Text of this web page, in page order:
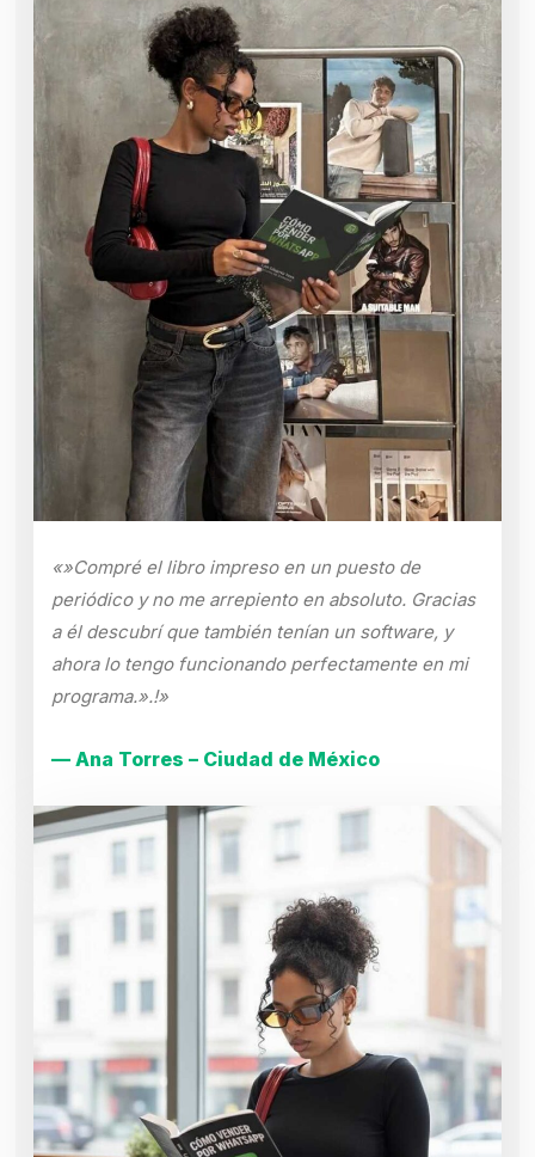
«»Compré el libro impreso en un puesto de
periódico y no me arrepiento en absoluto. Gracias
a él descubrí que también tenían un software, y
ahora lo tengo funcionando perfectamente en mi
programa.».!»
— Ana Torres – Ciudad de México